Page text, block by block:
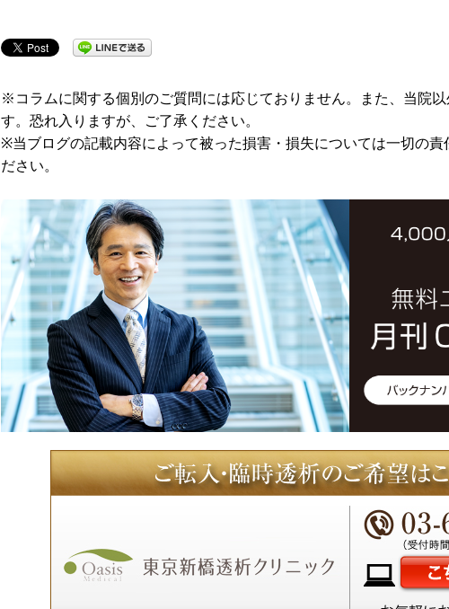
※コラムに関する個別のご質問には応じておりません。また、当院
す。恐れ入りますが、ご了承ください。
※当ブログの記載内容によって被った損害・損失については一切の責
ださい。